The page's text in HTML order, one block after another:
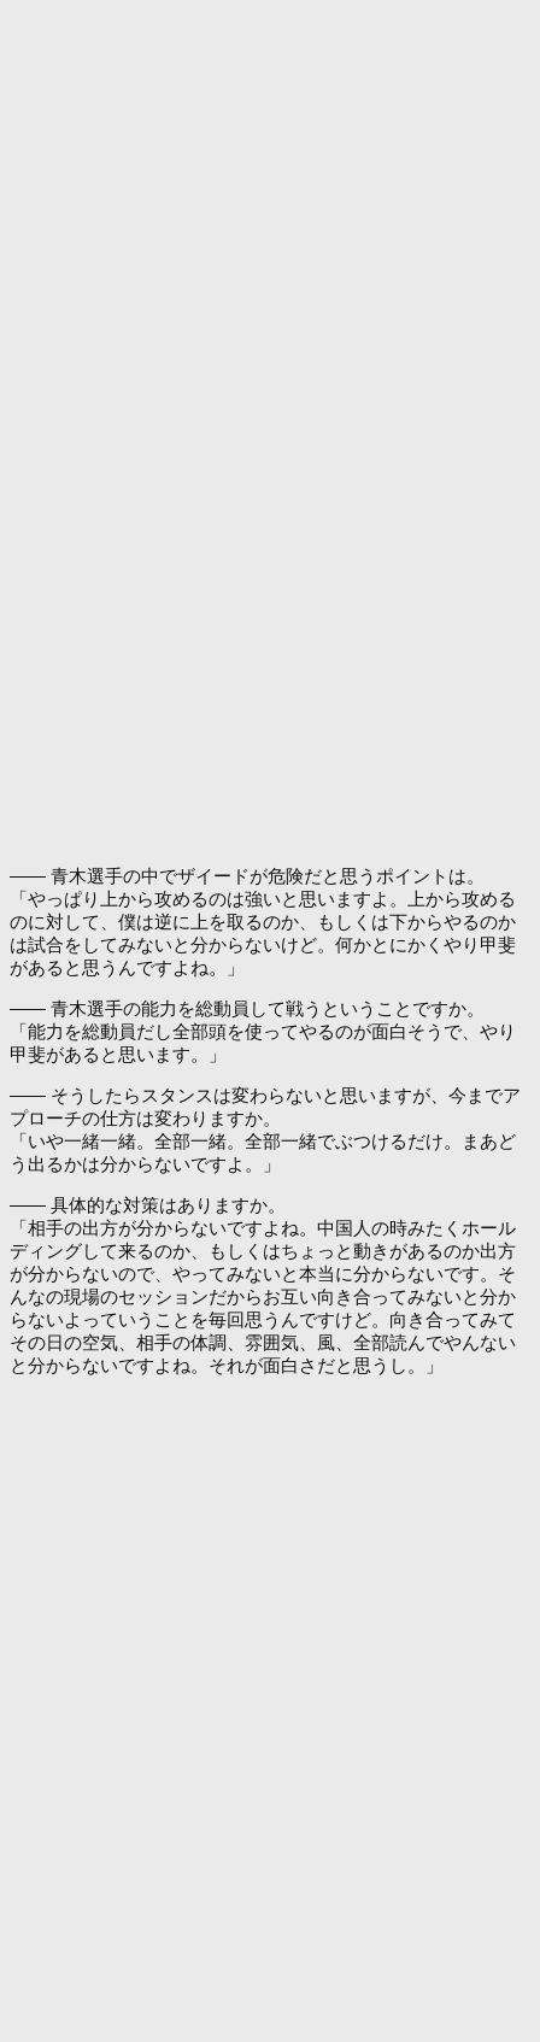
―― 青木選手の中でザイードが危険だと思うポイントは。
「やっぱり上から攻めるのは強いと思いますよ。上から攻める
のに対して、僕は逆に上を取るのか、もしくは下からやるのか
は試合をしてみないと分からないけど。何かとにかくやり甲斐
があると思うんですよね。」
―― 青木選手の能力を総動員して戦うということですか。
「能力を総動員だし全部頭を使ってやるのが面白そうで、やり
甲斐があると思います。」
―― そうしたらスタンスは変わらないと思いますが、今までア
プローチの仕方は変わりますか。
「いや一緒一緒。全部一緒。全部一緒でぶつけるだけ。まあど
う出るかは分からないですよ。」
―― 具体的な対策はありますか。
「相手の出方が分からないですよね。中国人の時みたくホール
ディングして来るのか、もしくはちょっと動きがあるのか出方
が分からないので、やってみないと本当に分からないです。そ
んなの現場のセッションだからお互い向き合ってみないと分か
らないよっていうことを毎回思うんですけど。向き合ってみて
その日の空気、相手の体調、雰囲気、風、全部読んでやんない
と分からないですよね。それが面白さだと思うし。」